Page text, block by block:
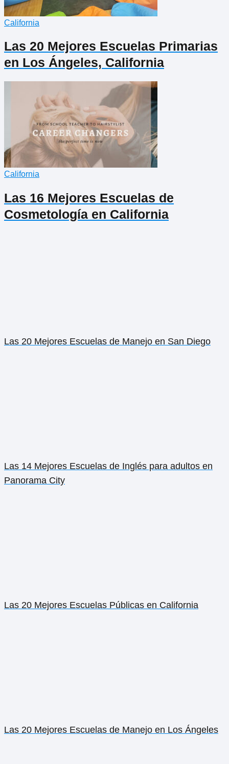
California
Las 20 Mejores Escuelas Primarias
en Los Ángeles, California
California
Las 16 Mejores Escuelas de
Cosmetología en California
Las 20 Mejores Escuelas de Manejo en San Diego
Las 14 Mejores Escuelas de Inglés para adultos en
Panorama City
Las 20 Mejores Escuelas Públicas en California
Las 20 Mejores Escuelas de Manejo en Los Ángeles